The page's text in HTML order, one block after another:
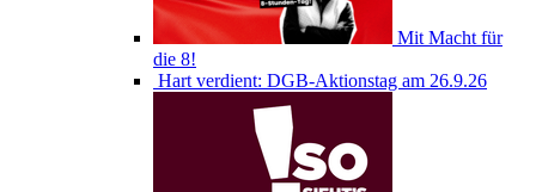
Mit Macht für
die 8!
Hart verdient: DGB-Aktionstag am 26.9.26